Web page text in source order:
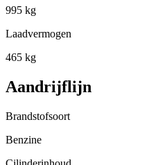
995 kg
Laadvermogen
465 kg
Aandrijflijn
Brandstofsoort
Benzine